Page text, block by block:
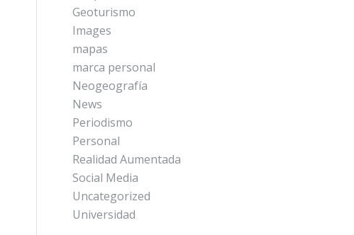
Geoturismo
Images
mapas
marca personal
Neogeografía
News
Periodismo
Personal
Realidad Aumentada
Social Media
Uncategorized
Universidad